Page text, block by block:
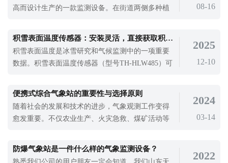
高而设计生产的一款监测设备。在街道两侧多种植
污染作为一种环境污染，已成为城市环境污染的一
个主要问题。粉尘污染对人们的健康、环境质量、
城市形象等方面都有不利影响。为了有效
08-16
积雪表面温度传感器：安装灵活，直接获取积雪表层温度
积雪表面温度是冰雪研究和气候监测中的一项重要
数据。积雪表面温度传感器（型号TH-HLW485）可
盖的区域，也能在人工滑雪场等场所发挥作用。
2025
12-10
便携式综合气象站的重要性与选择原则
随着社会的发展和技术的进步，气象观测工作变得
愈发重要。不仅农业生产、火灾急救、煤矿活动等
动气象监测的需要，便携式综合气象站应运而生。
2024
03-14
防爆气象站是一件什么样的气象监测设备？
2022